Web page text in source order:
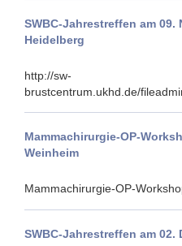
SWBC-Jahrestreffen am
Heidelberg
http://sw-
brustcentrum.ukhd.de/
Mammachirurgie-OP-
Weinheim
Mammachirurgie-OP-
SWBC-Jahrestreffen am 02.